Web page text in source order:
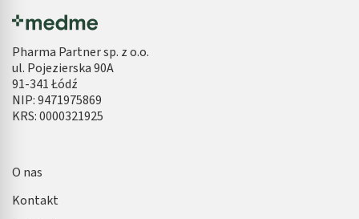
Pharma Partner sp. z o.o.
ul. Pojezierska 90A
91-341 Łódź
NIP: 9471975869
KRS: 0000321925
O nas
Kontakt